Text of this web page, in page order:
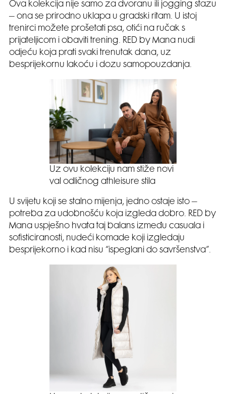
Ova kolekcija nije samo za dvoranu ili jogging stazu
– ona se prirodno uklapa u gradski ritam. U istoj
trenirci možete prošetati psa, otići na ručak s
prijateljicom i obaviti trening. RED by Mana nudi
odjeću koja prati svaki trenutak dana, uz
besprijekornu lakoću i dozu samopouzdanja.
Uz ovu kolekciju nam stiže novi
val odličnog athleisure stila
U svijetu koji se stalno mijenja, jedno ostaje isto –
potreba za udobnošću koja izgleda dobro. RED by
Mana uspješno hvata taj balans između casuala i
sofisticiranosti, nudeći komade koji izgledaju
besprijekorno i kad nisu “ispeglani do savršenstva”.